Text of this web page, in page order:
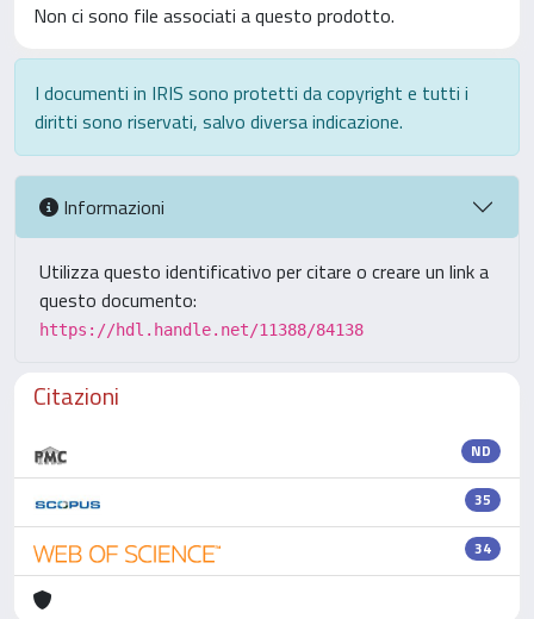
Non ci sono file associati a questo prodotto.
I documenti in IRIS sono protetti da copyright e tutti i
diritti sono riservati, salvo diversa indicazione.
Informazioni
Utilizza questo identificativo per citare o creare un link a
questo documento:
https://hdl.handle.net/11388/84138
Citazioni
ND
35
34